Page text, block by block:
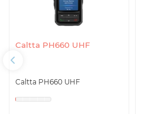
Caltta PH660 UHF
Caltta PH660 UHF